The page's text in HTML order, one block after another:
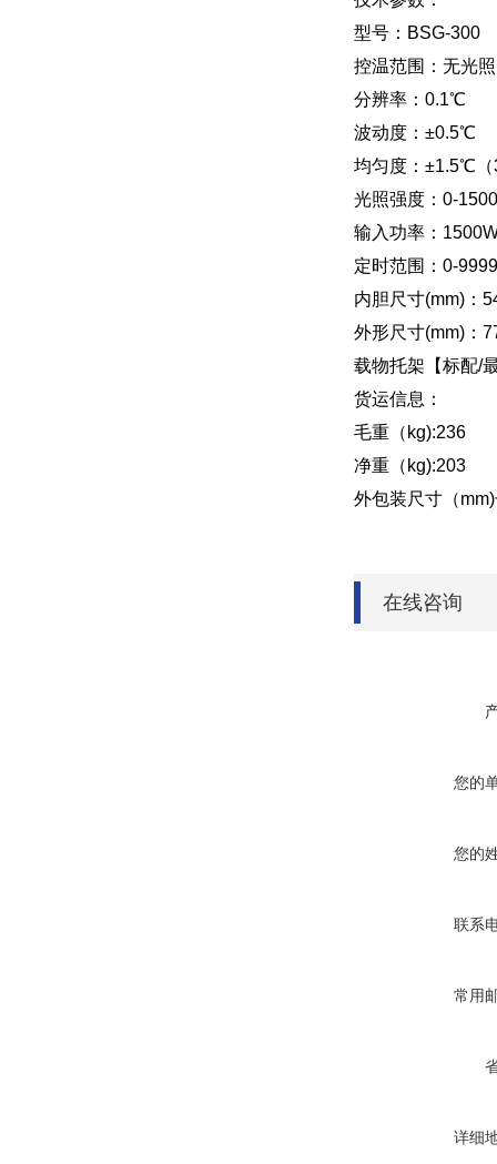
型号：BSG-300
控温范围：无光
分辨率：0.1℃
波动度：±0.5℃
均匀度：±1.5℃
光照强度：0-
输入功率：
定时范围：0-
内胆尺寸(mm)：
外形尺寸(mm)：
载物托架【标配/
货运信息：
毛重（kg):236
净重（kg):203
外包装尺寸（
在线咨询
您的
您的
联系
常用
详细